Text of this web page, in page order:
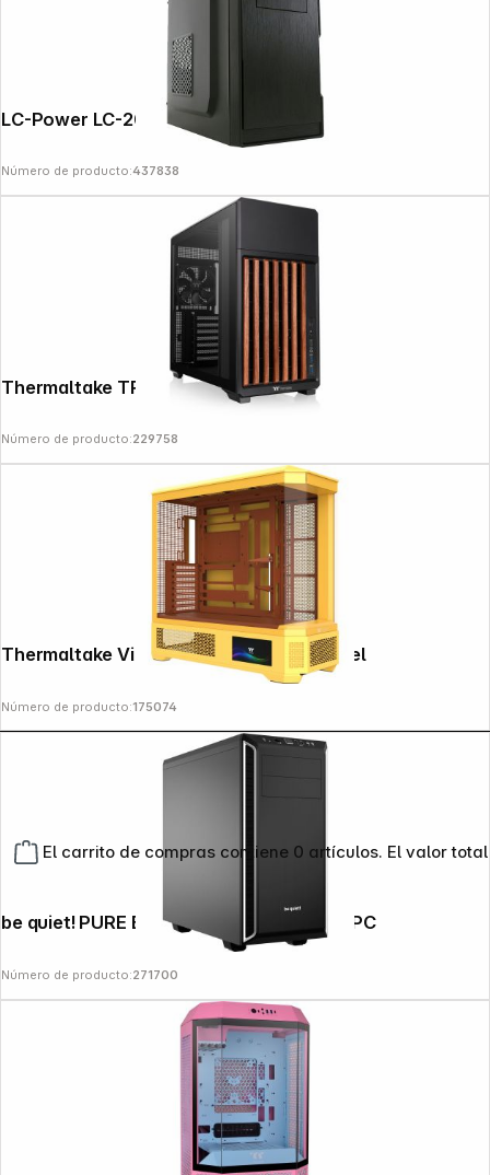
El carrito de compras contiene 0 artículos. El valor
LC-Power LC-2014MB-ON
Número de producto:437838
Thermaltake TR300 WS
Número de producto:229758
Thermaltake View 600 TG Butter Caramel
Número de producto:175074
be quiet! PURE BASE 600 Silver carcasa PC
Número de producto:271700